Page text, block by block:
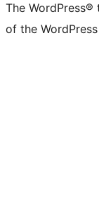
The
of the